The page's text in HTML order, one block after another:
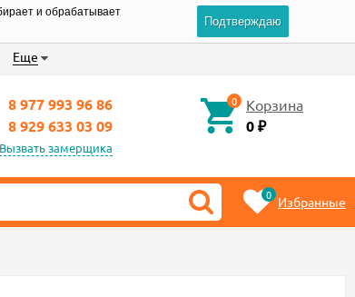
и обрабатывает
Подтверждаю
Еще
8 977 993 96 86
8 929 633 03 09
Вызвать замерщика
0 Корзина
0₽
0 Избранные